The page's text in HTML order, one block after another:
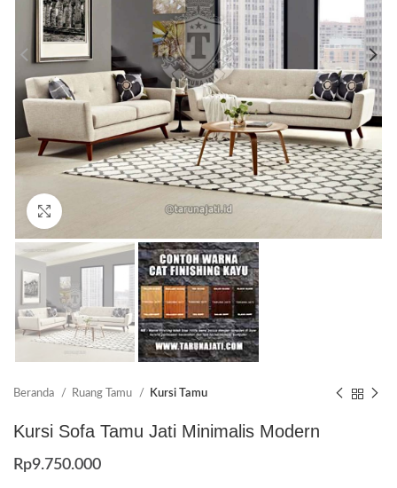
Beranda Ruang Tamu Kursi Tamu
Kursi Sofa Tamu Jati Minimalis Modern
Rp9.750.000